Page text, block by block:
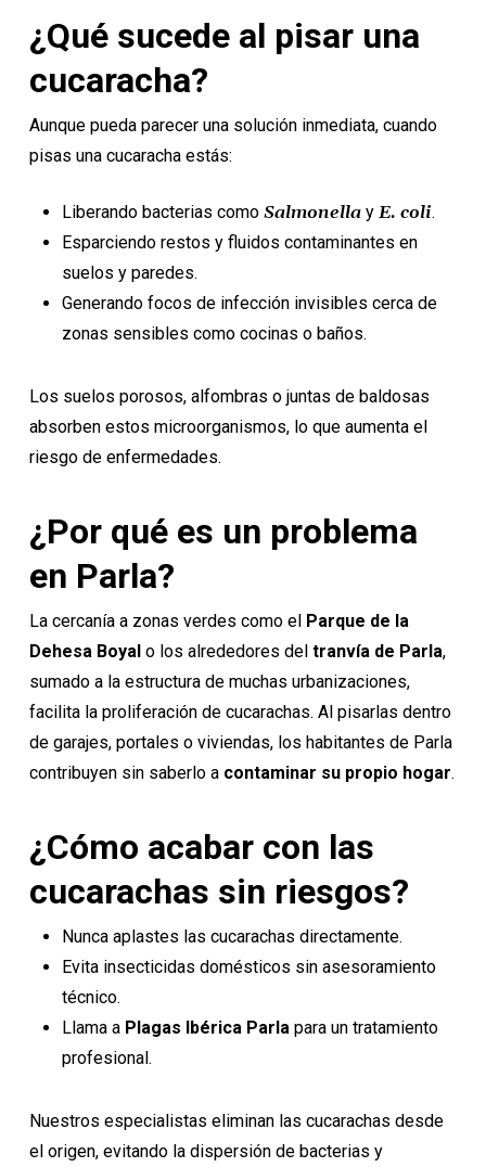
¿Qué sucede al pisar una
cucaracha?
Aunque pueda parecer una solución inmediata, cuando
pisas una cucaracha estás:
Liberando bacterias como Salmonellay E. coli.
Esparciendo restos y fluidos contaminantes en
suelos y paredes.
Generando focos de infección invisibles cerca de
zonas sensibles como cocinas o baños.
Los suelos porosos, alfombras o juntas de baldosas
absorben estos microorganismos, lo que aumenta el
riesgo de enfermedades.
¿Por qué es un problema
en Parla?
La cercanía a zonas verdes como el Parque de la
Dehesa Boyalo los alrededores del tranvía de Parla,
sumado a la estructura de muchas urbanizaciones,
facilita la proliferación de cucarachas. Al pisarlas dentro
de garajes, portales o viviendas, los habitantes de Parla
contribuyen sin saberlo a contaminar su propio hogar.
¿Cómo acabar con las
cucarachas sin riesgos?
Nunca aplastes las cucarachas directamente.
Evita insecticidas domésticos sin asesoramiento
técnico.
Llama a Plagas Ibérica Parlapara un tratamiento
profesional.
Nuestros especialistas eliminan las cucarachas desde
el origen, evitando la dispersión de bacterias y